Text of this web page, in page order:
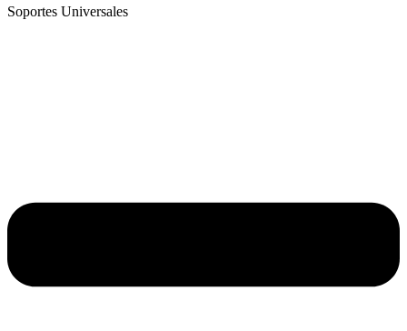
Soportes Universales